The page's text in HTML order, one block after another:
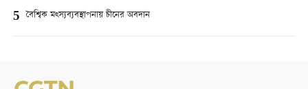
5 বৈশ্বিক মত্স্যব্যবস্থাপনায় চীনের অবদান